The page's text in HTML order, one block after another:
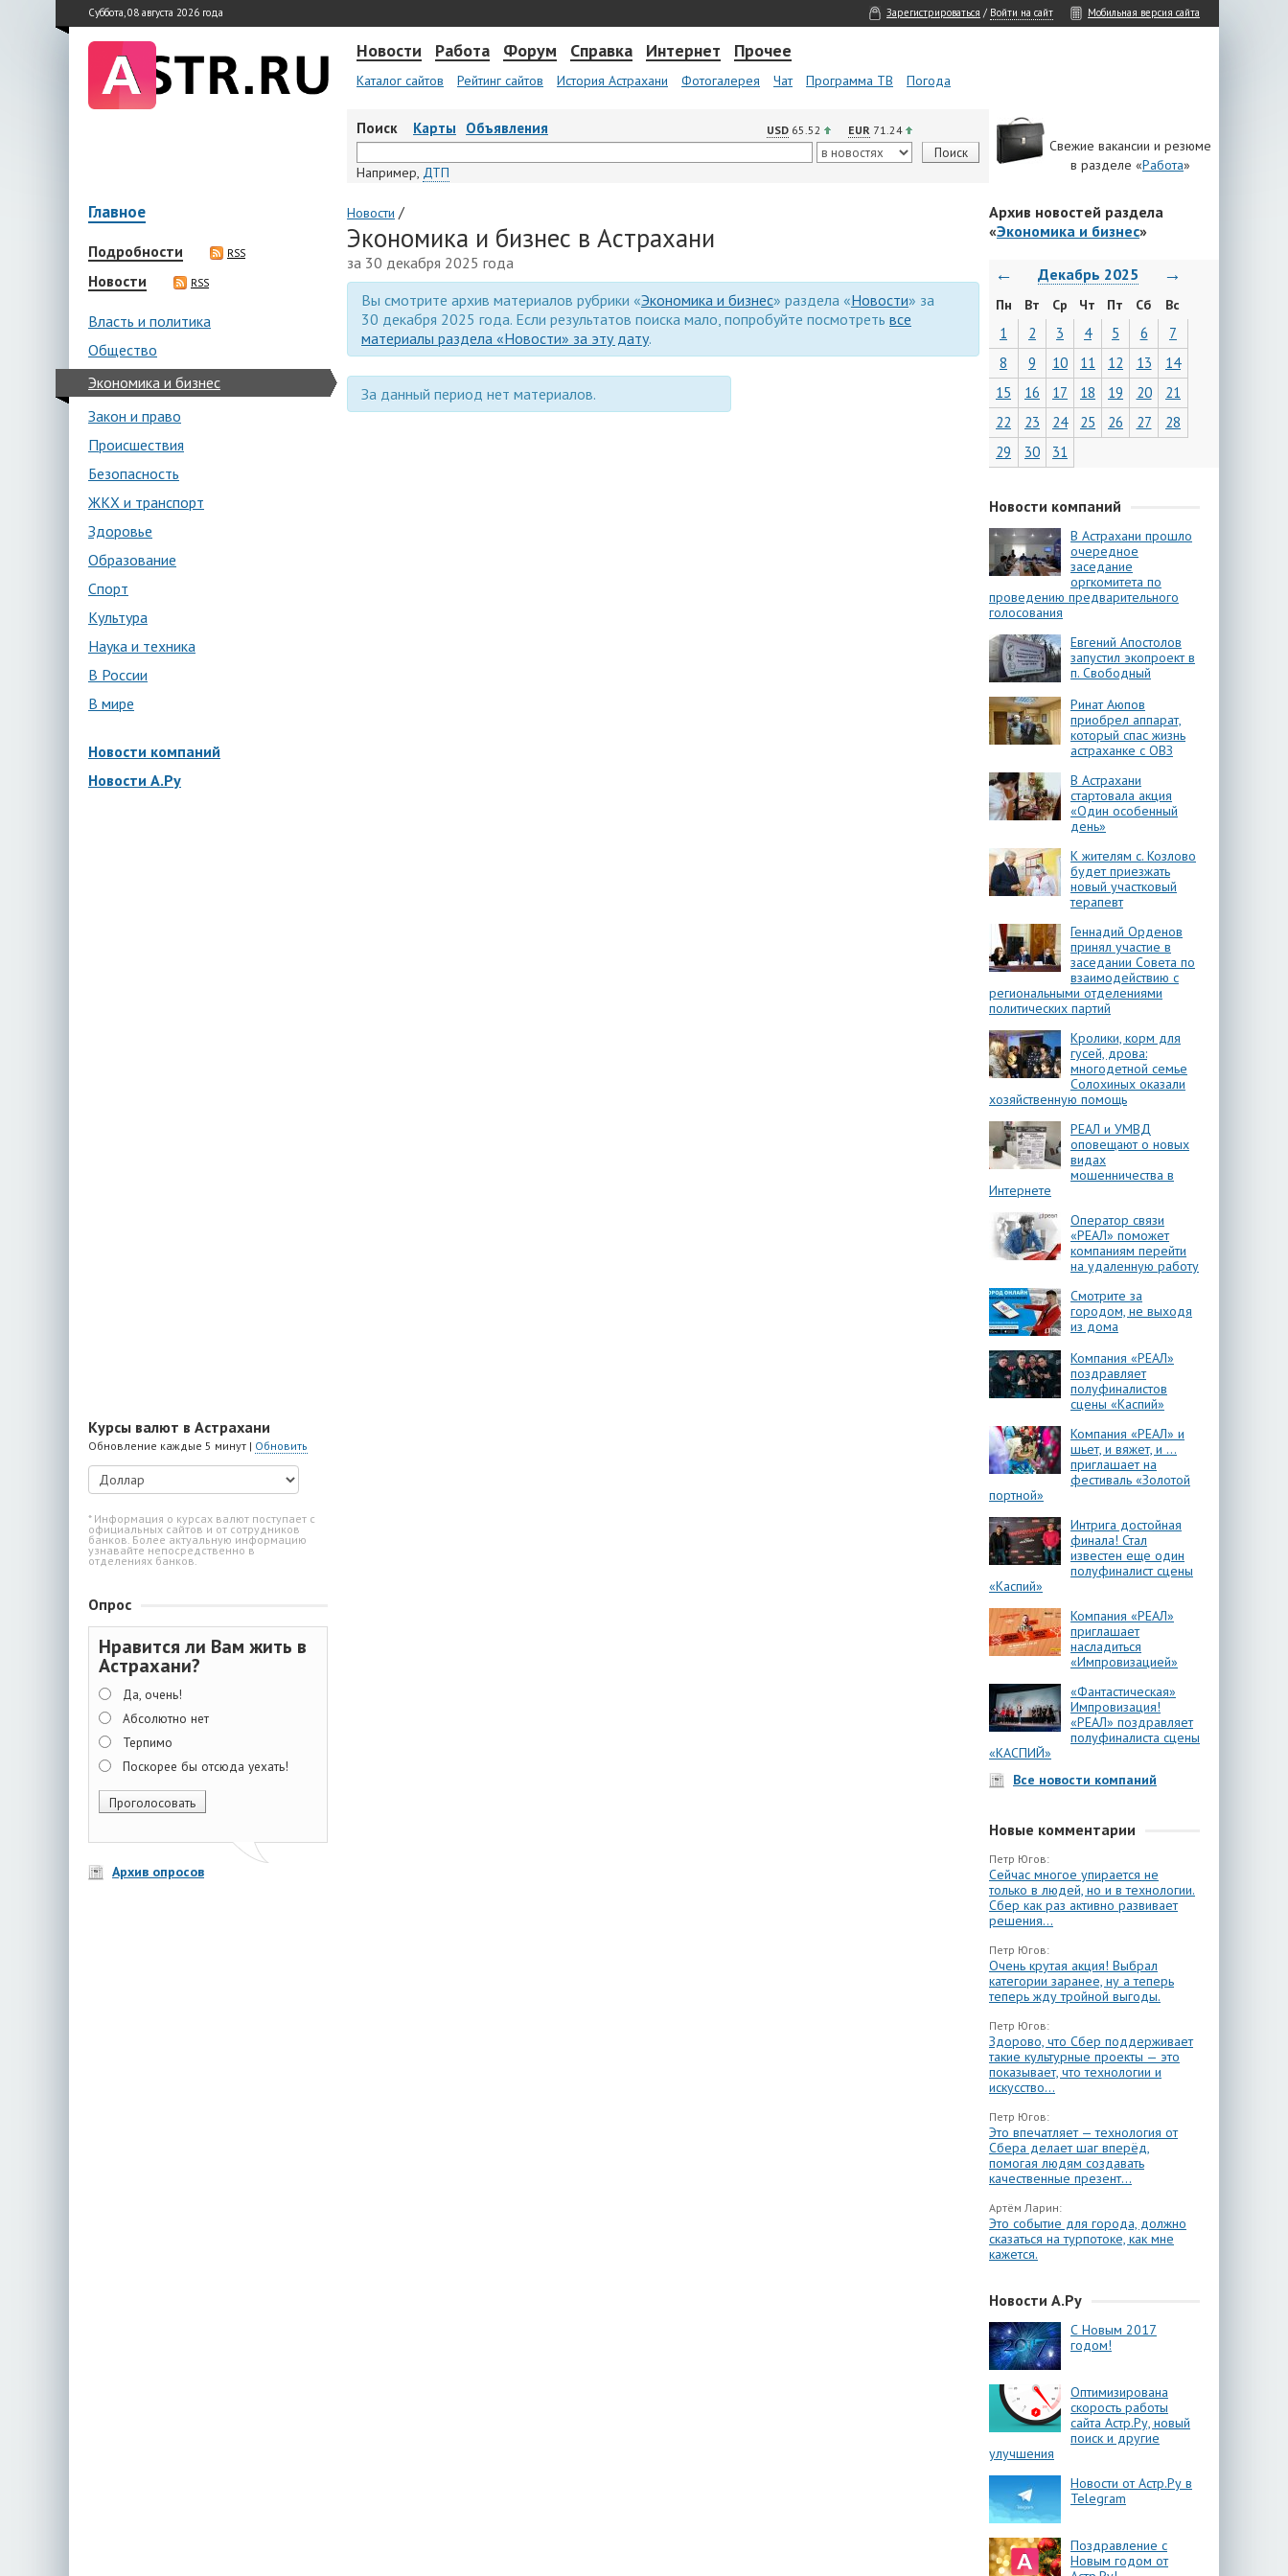
Суббота, 08 августа 2026 года Зарегистрироваться / Войти на сайт Мобильная версия сайта
Новости Работа Форум Справка Интернет Прочее
Каталог сайтов Рейтинг сайтов История Астрахани Фотогалерея Чат Программа ТВ Погода
Поиск Карты Объявления USD 65.52 EUR 71.24
Например, ДТП
Свежие вакансии и резюме
в разделе «Работа»
Главное
Подробности RSS
Новости RSS
Власть и политика
Общество
Экономика и бизнес
Закон и право
Происшествия
Безопасность
ЖКХ и транспорт
Здоровье
Образование
Спорт
Культура
Наука и техника
В России
В мире
Новости компаний
Новости А.Ру
Курсы валют в Астрахани
Обновление каждые 5 минут | Обновить
* Информация о курсах валют поступает с
официальных сайтов и от сотрудников
банков. Более актуальную информацию
узнавайте непосредственно в
отделениях банков.
Опрос
Нравится ли Вам жить в
Астрахани?
Да, очень!
Абсолютно нет
Терпимо
Поскорее бы отсюда уехать!
Архив опросов
Новости /
Экономика и бизнес в Астрахани
за 30 декабря 2025 года
Вы смотрите архив материалов рубрики «Экономика и бизнес» раздела «Новости» за
30 декабря 2025 года. Если результатов поиска мало, попробуйте посмотреть все
материалы раздела «Новости» за эту дату.
За данный период нет материалов.
Архив новостей раздела
«Экономика и бизнес»
← Декабрь 2025 →
Пн Вт Ср Чт Пт Сб Вс
1 2 3 4 5 6
7
8
9 10 11 12 13
14
15
16 17 18 19 20
21
22
23 24 25 26 27
28
29
30 31
Новости компаний
В Астрахани прошло
очередное
заседание
оргкомитета по
проведению предварительного
голосования
Евгений Апостолов
запустил экопроект в
п. Свободный
Ринат Аюпов
приобрел аппарат,
который спас жизнь
астраханке с ОВЗ
В Астрахани
стартовала акция
«Один особенный
день»
К жителям с. Козлово
будет приезжать
новый участковый
терапевт
Геннадий Орденов
принял участие в
заседании Совета по
взаимодействию с
региональными отделениями
политических партий
Кролики, корм для
гусей, дрова:
многодетной семье
Солохиных оказали
хозяйственную помощь
РЕАЛ и УМВД
оповещают о новых
видах
мошенничества в
Интернете
Оператор связи
«РЕАЛ» поможет
компаниям перейти
на удаленную работу
Смотрите за
городом, не выходя
из дома
Компания «РЕАЛ»
поздравляет
полуфиналистов
сцены «Каспий»
Компания «РЕАЛ» и
шьет, и вяжет, и …
приглашает на
фестиваль «Золотой
портной»
Интрига достойная
финала! Стал
известен еще один
полуфиналист сцены
«Каспий»
Компания «РЕАЛ»
приглашает
насладиться
«Импровизацией»
«Фантастическая»
Импровизация!
«РЕАЛ» поздравляет
полуфиналиста сцены
«КАСПИЙ»
Все новости компаний
Новые комментарии
Петр Югов:
Сейчас многое упирается не
только в людей, но и в технологии.
Сбер как раз активно развивает
решения...
Петр Югов:
Очень крутая акция! Выбрал
категории заранее, ну а теперь
теперь жду тройной выгоды.
Петр Югов:
Здорово, что Сбер поддерживает
такие культурные проекты — это
показывает, что технологии и
искусство...
Петр Югов:
Это впечатляет — технология от
Сбера делает шаг вперёд,
помогая людям создавать
качественные презент...
Артём Ларин:
Это событие для города, должно
сказаться на турпотоке, как мне
кажется.
Новости А.Ру
С Новым 2017
годом!
Оптимизирована
скорость работы
сайта Астр.Ру, новый
поиск и другие
улучшения
Новости от Астр.Ру в
Telegram
Поздравление с
Новым годом от